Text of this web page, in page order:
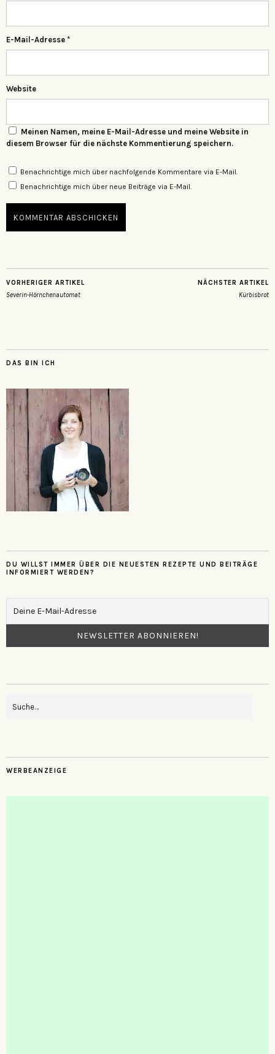
E-Mail-Adresse *
Website
Meinen Namen, meine E-Mail-Adresse und meine Website in
diesem Browser für die nächste Kommentierung speichern.
Benachrichtige mich über nachfolgende Kommentare via E-Mail.
Benachrichtige mich über neue Beiträge via E-Mail.
VORHERIGER ARTIKEL
Severin-Hörnchenautomat
NÄCHSTER ARTIKEL
Kürbisbrot
DAS BIN ICH
DU WILLST IMMER ÜBER DIE NEUESTEN REZEPTE UND BEITRÄGE
INFORMIERT WERDEN?
WERBEANZEIGE